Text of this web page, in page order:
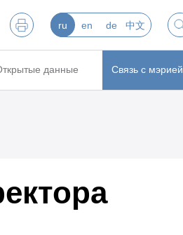
ru en de 中文
данные Связь с мэрией